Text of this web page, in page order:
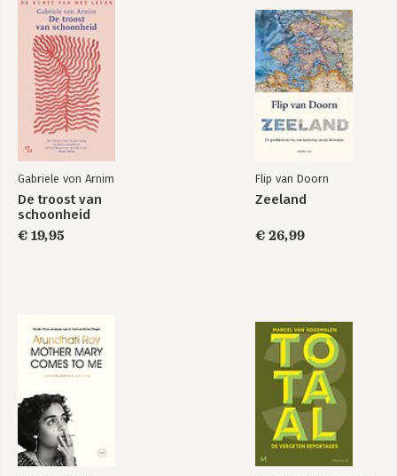
Gabriele von Arnim
De troost van
schoonheid
€ 19,95
Flip van Doorn
Zeeland
€ 26,99